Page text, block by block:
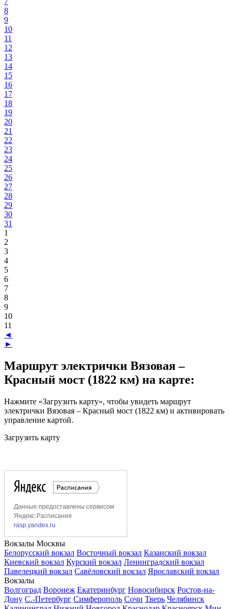
8
9
10
11
12
13
14
15
16
17
18
19
20
21
22
23
24
25
26
27
28
29
30
31
1
2
3
4
5
6
7
8
9
10
11
◄
►
Маршрут электрички Вязовая –
Красный мост (1822 км) на карте:
Нажмите «Загрузить карту», чтобы увидеть маршрут
электрички Вязовая – Красный мост (1822 км) и активировать
управление картой.
Загрузить карту
Вокзалы Москвы
Белорусский вокзал Восточный вокзал Казанский вокзал
Киевский вокзал Курский вокзал Ленинградский вокзал
Павелецкий вокзал Савёловский вокзал Ярославский вокзал
Вокзалы
Волгоград Воронеж Екатеринбург Новосибирск Ростов-на-
Дону С.-Петербург Симферополь Сочи Тверь Челябинск